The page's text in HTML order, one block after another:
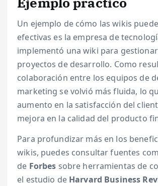
Un ejemplo de cómo las wikis
efectivas es la empresa de
implementó una wiki para
proyectos de desarrollo. Como
colaboración entre los equipos de
marketing se volvió más fluida, lo
aumento en la satisfacción del
mejora en la calidad del producto
Para profundizar más en los
wikis, puedes consultar fuentes
de Forbes sobre herramientas de
el estudio de Harvard Business